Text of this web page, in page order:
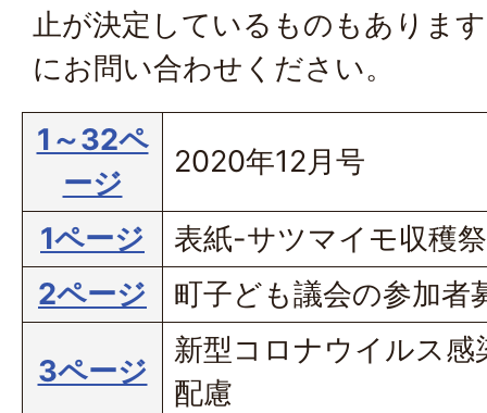
止が決定しているものもありま
にお問い合わせください。
1～32ペ
ージ
2020年12月号
1ページ
表紙-サツマイモ収穫祭
2ページ
町子ども議会の参加者
3ページ
新型コロナウイルス
配慮